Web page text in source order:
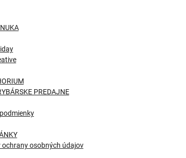
PREDAJNE
ochrany osobných údajov